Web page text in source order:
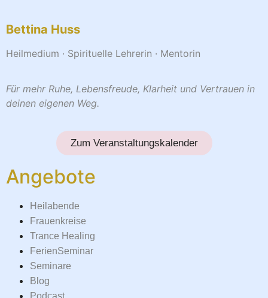
Bettina Huss
Heilmedium · Spirituelle Lehrerin · Mentorin
Für mehr Ruhe, Lebensfreude, Klarheit und Vertrauen in
deinen eigenen Weg.
Zum Veranstaltungskalender
Angebote
Heilabende
Frauenkreise
Trance Healing
FerienSeminar
Seminare
Blog
Podcast